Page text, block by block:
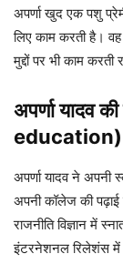
अपर्णा खुद एक पशु
लिए काम करती है।
मुद्दों पर भी काम करती
अपर्णा यादव की
education)
अपर्णा यादव ने अपनी
अपनी कॉलेज की पढ़ाई
राजनीति विज्ञान में
इंटरनेशनल रिलेशंस में